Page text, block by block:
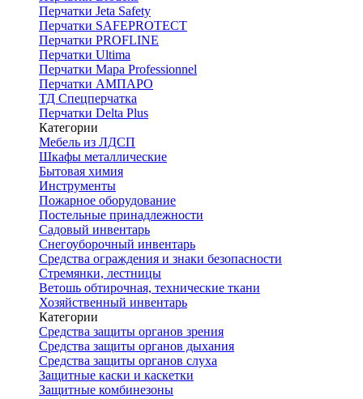
Перчатки Jeta Safety
Перчатки SAFEPROTECT
Перчатки PROFLINE
Перчатки Ultima
Перчатки Мара Professionnel
Перчатки АМПАРО
ТД Спецперчатка
Перчатки Delta Plus
Категории
Мебель из ЛДСП
Шкафы металлические
Бытовая химия
Инструменты
Пожарное оборудование
Постельные принадлежности
Садовый инвентарь
Снегоуборочный инвентарь
Средства ограждения и знаки безопасности
Стремянки, лестницы
Ветошь обтирочная, технические ткани
Хозяйственный инвентарь
Категории
Средства защиты органов зрения
Средства защиты органов дыхания
Средства защиты органов слуха
Защитные каски и каскетки
Защитные комбинезоны